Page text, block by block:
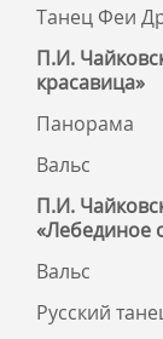
Танец Феи
П.И.
красавица»
Панорама
Вальс
П.И.
«Лебединое
Вальс
Русский